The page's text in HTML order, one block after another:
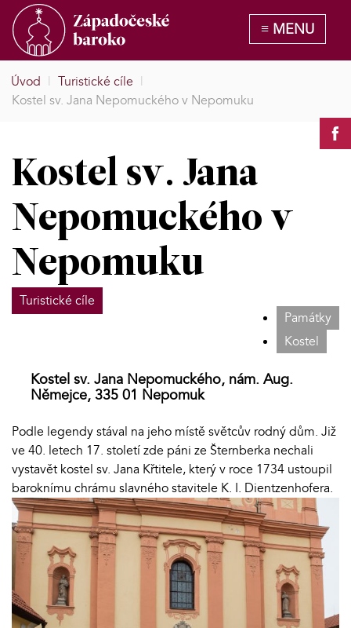
Úvod | Turistické cíle |
Kostel sv. Jana Nepomuckého v Nepomuku
Kostel sv. Jana
Nepomuckého v
Nepomuku
Turistické cíle
Památky
Kostel
Kostel sv. Jana Nepomuckého, nám. Aug.
Němejce, 335 01 Nepomuk
Podle legendy stával na jeho místě světcův rodný dům. Již
ve 40. letech 17. století zde páni ze Šternberka nechali
vystavět kostel sv. Jana Křtitele, který v roce 1734 ustoupil
baroknímu chrámu slavného stavitele K. I. Dientzenhofera.